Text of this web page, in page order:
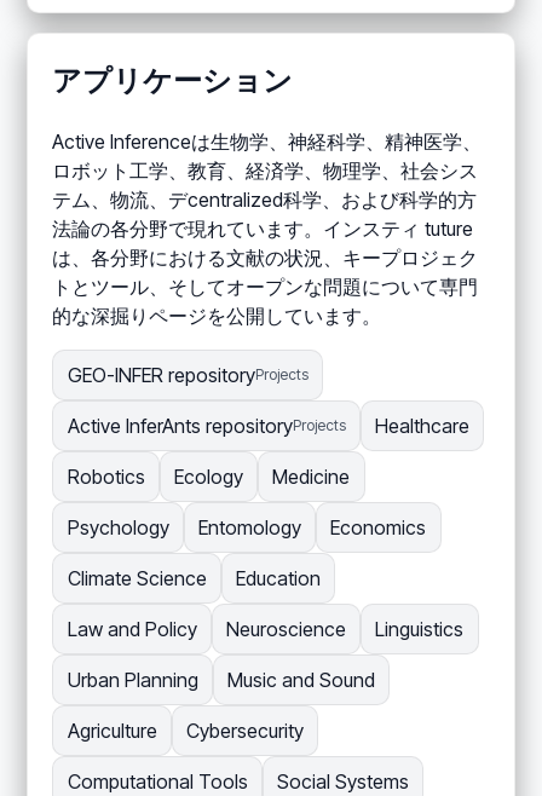
アプリケーション
Active Inferenceは生物学、神経科学、精神医学、
ロボット工学、教育、経済学、物理学、社会シス
テム、物流、デcentralized科学、および科学的方
法論の各分野で現れています。インスティ tuture
は、各分野における文献の状況、キープロジェク
トとツール、そしてオープンな問題について専門
的な深掘りページを公開しています。
GEO-INFER repositoryProjects
Active InferAnts repositoryProjects Healthcare
Robotics Ecology Medicine
Psychology Entomology Economics
Climate Science Education
Law and Policy Neuroscience Linguistics
Urban Planning Music and Sound
Agriculture Cybersecurity
Computational Tools Social Systems